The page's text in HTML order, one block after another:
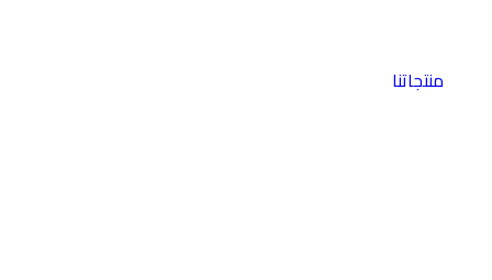
منتجاتنا